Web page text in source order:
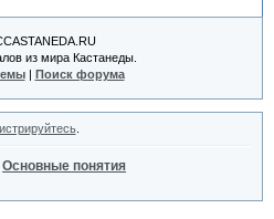
из мира Кастанеды.
| Поиск форума
.
Основные понятия